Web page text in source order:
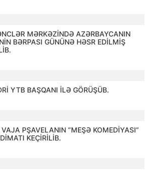
MƏRKƏZİNDƏ AZƏRBAYCANIN
BƏRPASI GÜNÜNƏ HƏSR EDİLMİŞ
YTB BAŞQANI İLƏ GÖRÜŞÜB.
PŞAVELANIN “MEŞƏ KOMEDİYASI”
KEÇİRİLİB.